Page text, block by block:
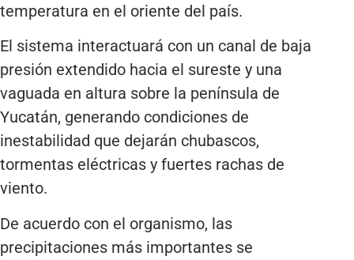
temperatura en el oriente del país.
El sistema interactuará con un canal de baja
presión extendido hacia el sureste y una
vaguada en altura sobre la península de
Yucatán, generando condiciones de
inestabilidad que dejarán chubascos,
tormentas eléctricas y fuertes rachas de
viento.
De acuerdo con el organismo, las
precipitaciones más importantes se